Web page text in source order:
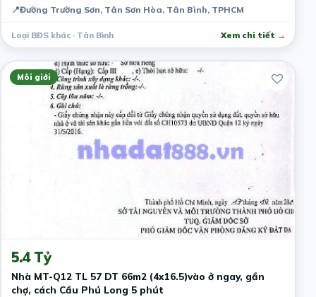
📍Đường Trường Sơn, Tân Sơn Hòa, Tân Bình, TPHCM
Loại BĐS khác · Tân Bình Xem chi tiết →
Môi giới
5.4 Tỷ
Nhà MT-Q12 TL 57 DT 66m2 (4x16.5)vào ở ngay, gần
chợ, cách Cầu Phú Long 5 phút